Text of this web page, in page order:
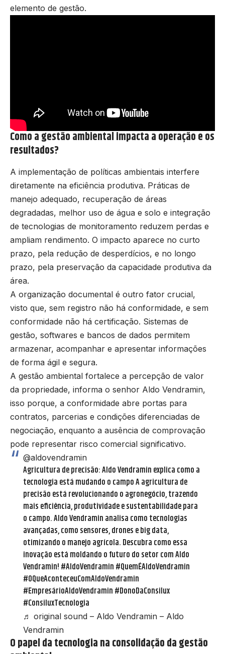
elemento de gestão.
Como a gestão ambiental impacta a operação e os
resultados?
A implementação de políticas ambientais interfere
diretamente na eficiência produtiva. Práticas de
manejo adequado, recuperação de áreas
degradadas, melhor uso de água e solo e integração
de tecnologias de monitoramento reduzem perdas e
ampliam rendimento. O impacto aparece no curto
prazo, pela redução de desperdícios, e no longo
prazo, pela preservação da capacidade produtiva da
área.
A organização documental é outro fator crucial,
visto que, sem registro não há conformidade, e sem
conformidade não há certificação. Sistemas de
gestão, softwares e bancos de dados permitem
armazenar, acompanhar e apresentar informações
de forma ágil e segura.
A gestão ambiental fortalece a percepção de valor
da propriedade, informa o senhor Aldo Vendramin,
isso porque, a conformidade abre portas para
contratos, parcerias e condições diferenciadas de
negociação, enquanto a ausência de comprovação
pode representar risco comercial significativo.
@aldovendramin
Agricultura de precisão: Aldo Vendramin explica como a
tecnologia está mudando o campo A agricultura de
precisão está revolucionando o agronegócio, trazendo
mais eficiência, produtividade e sustentabilidade para
o campo. Aldo Vendramin analisa como tecnologias
avançadas, como sensores, drones e big data,
otimizando o manejo agrícola. Descubra como essa
inovação está moldando o futuro do setor com Aldo
Vendramin! #AldoVendramin #QuemÉAldoVendramin
#OQueAconteceuComAldoVendramin
#EmpresárioAldoVendramin #DonoDaConsilux
#ConsiluxTecnologia
♬ original sound – Aldo Vendramin – Aldo
Vendramin
O papel da tecnologia na consolidação da gestão